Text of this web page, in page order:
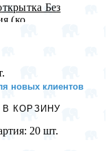
Без
(ко...
новых клиентов
В КОРЗИНУ
20 шт.